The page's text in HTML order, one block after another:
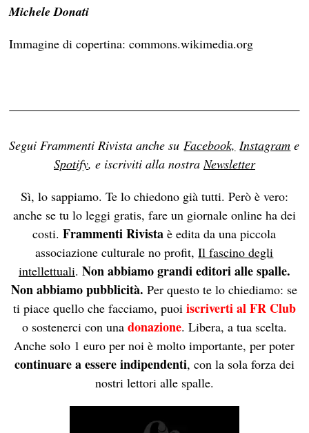
Michele Donati
Immagine di copertina: commons.wikimedia.org
Segui Frammenti Rivista anche suFacebook, Instagram e
Spotify, e iscriviti alla nostraNewsletter
Sì, lo sappiamo. Te lo chiedono già tutti. Però è vero:
anche se tu lo leggi gratis, fare un giornale online ha dei
costi.Frammenti Rivistaè edita da una piccola
associazione culturale no profit,Il fascino degli
intellettuali. Non abbiamo grandi editori alle spalle.
Non abbiamo pubblicità. Per questo te lo chiediamo: se
ti piace quello che facciamo, puoi iscriverti al FR Club
o sostenerci con una donazione. Libera, a tua scelta.
Anche solo 1 euro per noi è molto importante, per poter
continuare a essere indipendenti, con la sola forza dei
nostri lettori alle spalle.